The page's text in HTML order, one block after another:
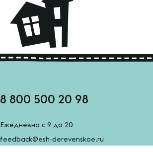
8 800 500 20 98
Ежедневно с 9 до 20
feedback@esh-derevenskoe.ru